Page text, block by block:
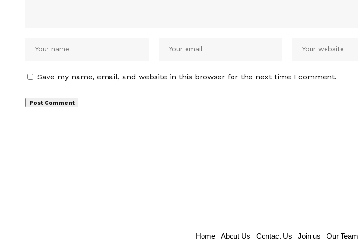
Save my name, email, and website in this browser for the next time I comment.
Home About Us Contact Us Join us Our Team